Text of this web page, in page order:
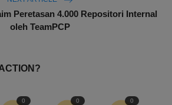
Peretasan 4.000 Repositori Internal
oleh TeamPCP
0 0 0